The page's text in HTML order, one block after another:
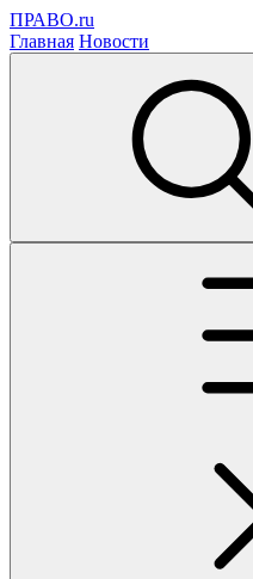
ПРАВО.ru
Главная Новости